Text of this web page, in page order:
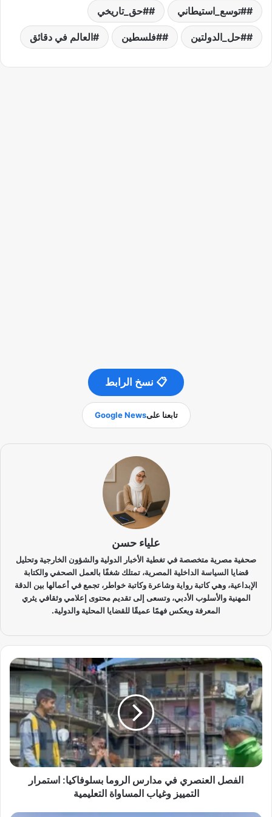
#توسع_استيطاني #حق_تاريخي
#حل_الدولتين #فلسطين العالم في دقائق
📋 نسخ الرابط
تابعنا علىGoogle News
علياء حسن
صحفية مصرية متخصصة في تغطية الأخبار الدولية والشؤون الخارجية وتحليل
قضايا السياسة الداخلية المصرية، تمتلك شغفًا بالعمل الصحفي والكتابة
الإبداعية، وهي كاتبة رواية وشاعرة وكاتبة خواطر، تجمع في أعمالها بين الدقة
المهنية والأسلوب الأدبي، وتسعى إلى تقديم محتوى إعلامي وثقافي يثري
المعرفة ويعكس فهمًا عميقًا للقضايا المحلية والدولية.
ا
ل
ف
ص
ل
ا
ل
ع
ن
الفصل العنصري في مدارس الروما بسلوفاكيا: استمرار
التمييز وغياب المساواة التعليمية